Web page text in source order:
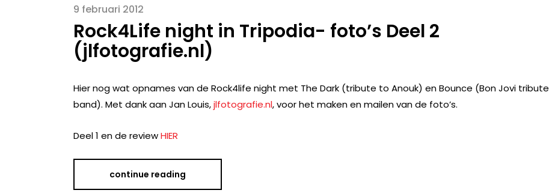
9 februari 2012
Rock4Life night in Tripodia- foto’s Deel 2
(jlfotografie.nl)
Hier nog wat opnames van de Rock4life night met The Dark (tribute to Anouk) en Bounce (Bon Jovi tribute
band). Met dank aan Jan Louis,jlfotografie.nl, voor het maken en mailen van de foto’s.
Deel 1 en de reviewHIER
continue reading